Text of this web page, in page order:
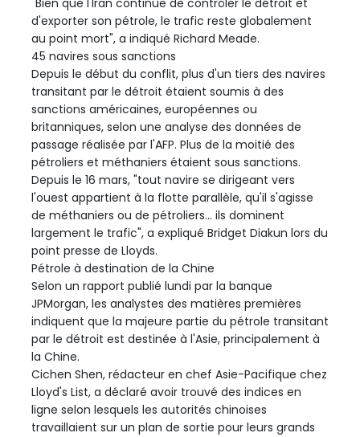
"Bien que l'Iran continue de contrôler le détroit et
d'exporter son pétrole, le trafic reste globalement
au point mort", a indiqué Richard Meade.
45 navires sous sanctions
Depuis le début du conflit, plus d'un tiers des navires
transitant par le détroit étaient soumis à des
sanctions américaines, européennes ou
britanniques, selon une analyse des données de
passage réalisée par l'AFP. Plus de la moitié des
pétroliers et méthaniers étaient sous sanctions.
Depuis le 16 mars, "tout navire se dirigeant vers
l'ouest appartient à la flotte parallèle, qu'il s'agisse
de méthaniers ou de pétroliers... ils dominent
largement le trafic", a expliqué Bridget Diakun lors du
point presse de Lloyds.
Pétrole à destination de la Chine
Selon un rapport publié lundi par la banque
JPMorgan, les analystes des matières premières
indiquent que la majeure partie du pétrole transitant
par le détroit est destinée à l'Asie, principalement à
la Chine.
Cichen Shen, rédacteur en chef Asie-Pacifique chez
Lloyd's List, a déclaré avoir trouvé des indices en
ligne selon lesquels les autorités chinoises
travaillaient sur un plan de sortie pour leurs grands